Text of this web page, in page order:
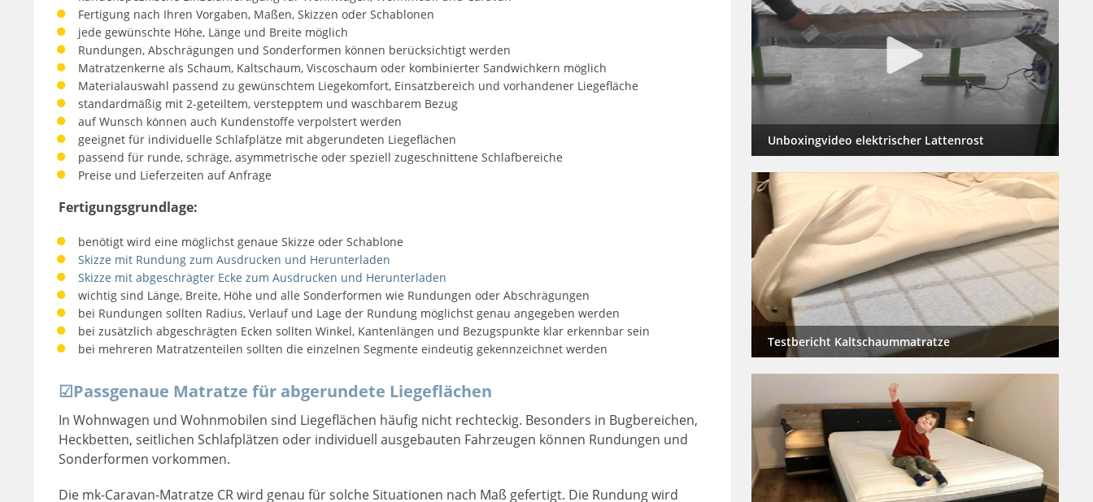
Unboxingvideo elektrischer Lattenrost
Testbericht Kaltschaummatratze
Fertigung nach Ihren Vorgaben, Maßen, Skizzen oder Schablonen
jede gewünschte Höhe, Länge und Breite möglich
Rundungen, Abschrägungen und Sonderformen können berücksichtigt werden
Matratzenkerne als Schaum, Kaltschaum, Viscoschaum oder kombinierter Sandwichkern möglich
Materialauswahl passend zu gewünschtem Liegekomfort, Einsatzbereich und vorhandener Liegefläche
standardmäßig mit 2-geteiltem, verstepptem und waschbarem Bezug
auf Wunsch können auch Kundenstoffe verpolstert werden
geeignet für individuelle Schlafplätze mit abgerundeten Liegeflächen
passend für runde, schräge, asymmetrische oder speziell zugeschnittene Schlafbereiche
Preise und Lieferzeiten auf Anfrage
Fertigungsgrundlage:
benötigt wird eine möglichst genaue Skizze oder Schablone
Skizze mit Rundung zum Ausdrucken und Herunterladen
Skizze mit abgeschrägter Ecke zum Ausdrucken und Herunterladen
wichtig sind Länge, Breite, Höhe und alle Sonderformen wie Rundungen oder Abschrägungen
bei Rundungen sollten Radius, Verlauf und Lage der Rundung möglichst genau angegeben werden
bei zusätzlich abgeschrägten Ecken sollten Winkel, Kantenlängen und Bezugspunkte klar erkennbar sein
bei mehreren Matratzenteilen sollten die einzelnen Segmente eindeutig gekennzeichnet werden
☑Passgenaue Matratze für abgerundete Liegeflächen
In Wohnwagen und Wohnmobilen sind Liegeflächen häufig nicht rechteckig. Besonders in Bugbereichen,
Heckbetten, seitlichen Schlafplätzen oder individuell ausgebauten Fahrzeugen können Rundungen und
Sonderformen vorkommen.
Die mk-Caravan-Matratze CR wird genau für solche Situationen nach Maß gefertigt. Die Rundung wird